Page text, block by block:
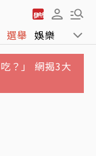
選舉 娛樂 運動
大漲近千點、